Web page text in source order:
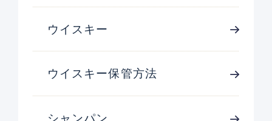
ウイスキー
ウイスキー保管方法
シャンパン